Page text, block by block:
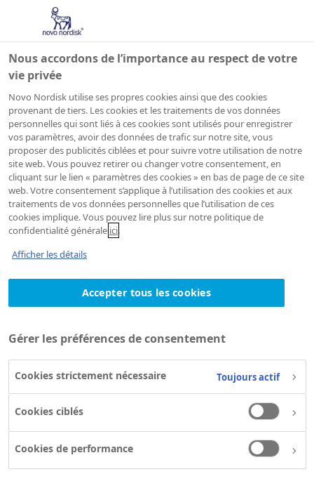
Nous accordons de l’importance au respect de votre
vie privée
Novo Nordisk utilise ses propres cookies ainsi que des cookies
provenant de tiers. Les cookies et les traitements de vos données
personnelles qui sont liés à ces cookies sont utilisés pour enregistrer
vos paramètres, avoir des données de trafic sur notre site, vous
proposer des publicités ciblées et pour suivre votre utilisation de notre
site web. Vous pouvez retirer ou changer votre consentement, en
cliquant sur le lien « paramètres des cookies » en bas de page de ce site
web. Votre consentement s’applique à l’utilisation des cookies et aux
traitements de vos données personnelles que l’utilisation de ces
cookies implique. Vous pouvez lire plus sur notre politique de
confidentialité générale ici.
Afficher les détails
Accepter tous les cookies
Gérer les préférences de consentement
Cookies strictement nécessaire Toujours actif
Cookies ciblés
Cookies de performance